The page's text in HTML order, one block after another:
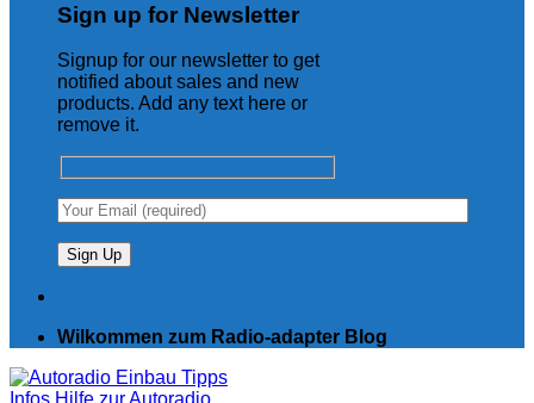
Sign up for Newsletter
Signup for our newsletter to get
notified about sales and new
products. Add any text here or
remove it.
Wilkommen zum Radio-adapter Blog